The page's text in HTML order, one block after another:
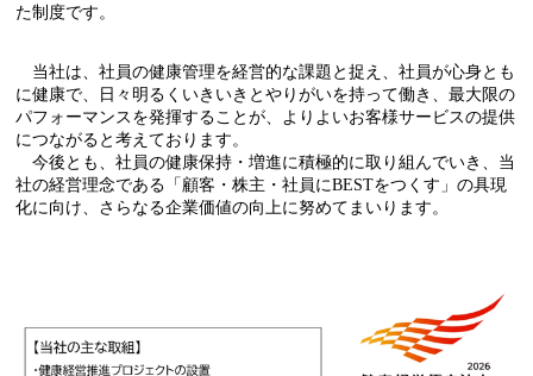
た制度です。
当社は、社員の健康管理を経営的な課題と捉え、社員が心身とも
に健康で、日々明るくいきいきとやりがいを持って働き、最大限の
パフォーマンスを発揮することが、よりよいお客様サービスの提供
につながると考えております。
今後とも、社員の健康保持・増進に積極的に取り組んでいき、当
社の経営理念である「顧客・株主・社員にBESTをつくす」の具現
化に向け、さらなる企業価値の向上に努めてまいります。